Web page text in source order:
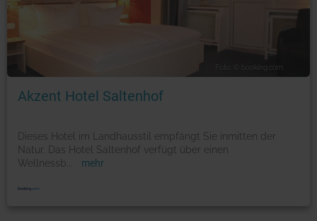
Foto: © booking.com
Akzent Hotel Saltenhof
Dieses Hotel im Landhausstil empfängt Sie inmitten der
Natur. Das Hotel Saltenhof verfügt über einen
Wellnessb
mehr